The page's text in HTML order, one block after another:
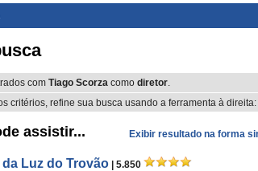
com Tiago Scorza como diretor.
critérios, refine sua busca usando a ferramenta à direita:
Exibir resultado na forma
assistir...
da Luz do Trovão
| 5.850